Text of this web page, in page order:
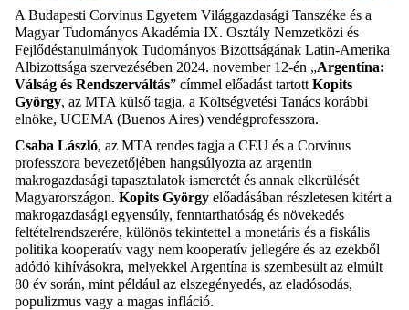
A Budapesti Corvinus Egyetem Világgazdasági Tanszéke és a
Magyar Tudományos Akadémia IX. Osztály Nemzetközi és
Fejlődéstanulmányok Tudományos Bizottságának Latin-Amerika
Albizottsága szervezésében 2024. november 12-én „Argentína:
Válság és Rendszerváltás” címmel előadást tartott Kopits
György, az MTA külső tagja, a Költségvetési Tanács korábbi
elnöke, UCEMA (Buenos Aires) vendégprofesszora.
Csaba László, az MTA rendes tagja a CEU és a Corvinus
professzora bevezetőjében hangsúlyozta az argentin
makrogazdasági tapasztalatok ismeretét és annak elkerülését
Magyarországon. Kopits György előadásában részletesen kitért a
makrogazdasági egyensúly, fenntarthatóság és növekedés
feltételrendszerére, különös tekintettel a monetáris és a fiskális
politika kooperatív vagy nem kooperatív jellegére és az ezekből
adódó kihívásokra, melyekkel Argentína is szembesült az elmúlt
80 év során, mint például az elszegényedés, az eladósodás,
populizmus vagy a magas infláció.